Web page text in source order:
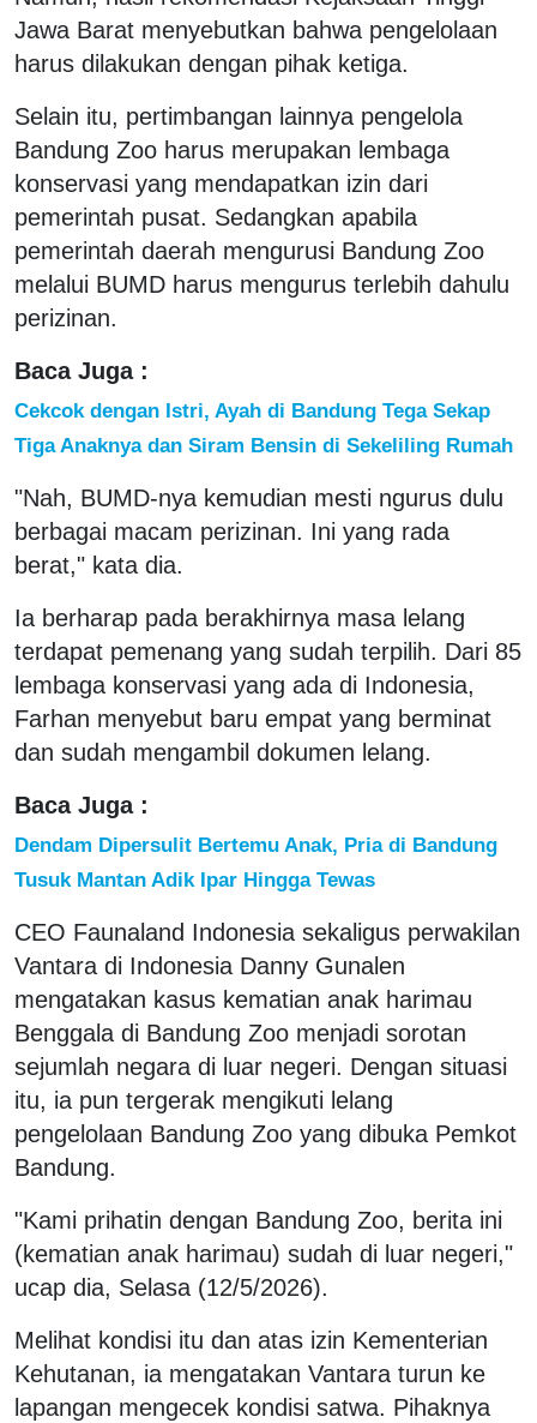
Jawa Barat menyebutkan bahwa pengelolaan
harus dilakukan dengan pihak ketiga.
Selain itu, pertimbangan lainnya pengelola
Bandung Zoo harus merupakan lembaga
konservasi yang mendapatkan izin dari
pemerintah pusat. Sedangkan apabila
pemerintah daerah mengurusi Bandung Zoo
melalui BUMD harus mengurus terlebih dahulu
perizinan.
Baca Juga :
Cekcok dengan Istri, Ayah di Bandung Tega Sekap
Tiga Anaknya dan Siram Bensin di Sekeliling Rumah
"Nah, BUMD-nya kemudian mesti ngurus dulu
berbagai macam perizinan. Ini yang rada
berat," kata dia.
Ia berharap pada berakhirnya masa lelang
terdapat pemenang yang sudah terpilih. Dari 85
lembaga konservasi yang ada di Indonesia,
Farhan menyebut baru empat yang berminat
dan sudah mengambil dokumen lelang.
Baca Juga :
Dendam Dipersulit Bertemu Anak, Pria di Bandung
Tusuk Mantan Adik Ipar Hingga Tewas
CEO Faunaland Indonesia sekaligus perwakilan
Vantara di Indonesia Danny Gunalen
mengatakan kasus kematian anak harimau
Benggala di Bandung Zoo menjadi sorotan
sejumlah negara di luar negeri. Dengan situasi
itu, ia pun tergerak mengikuti lelang
pengelolaan Bandung Zoo yang dibuka Pemkot
Bandung.
"Kami prihatin dengan Bandung Zoo, berita ini
(kematian anak harimau) sudah di luar negeri,"
ucap dia, Selasa (12/5/2026).
Melihat kondisi itu dan atas izin Kementerian
Kehutanan, ia mengatakan Vantara turun ke
lapangan mengecek kondisi satwa. Pihaknya